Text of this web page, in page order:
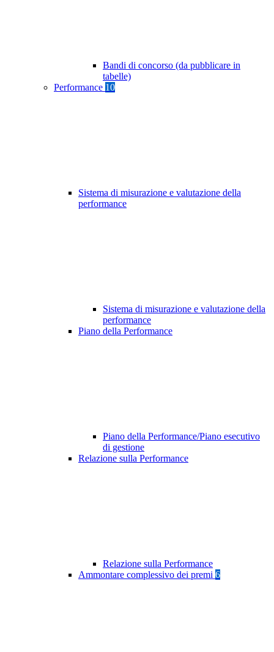
Bandi di concorso (da pubblicare in
tabelle)
Performance 10
Sistema di misurazione e valutazione della
performance
Sistema di misurazione e valutazione della
performance
Piano della Performance
Piano della Performance/Piano esecutivo
di gestione
Relazione sulla Performance
Relazione sulla Performance
Ammontare complessivo dei premi 6